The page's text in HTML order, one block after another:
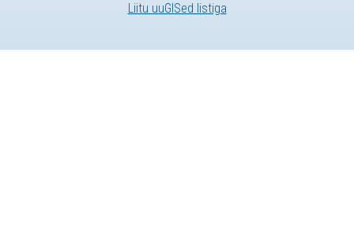
Liitu uuGISed listiga